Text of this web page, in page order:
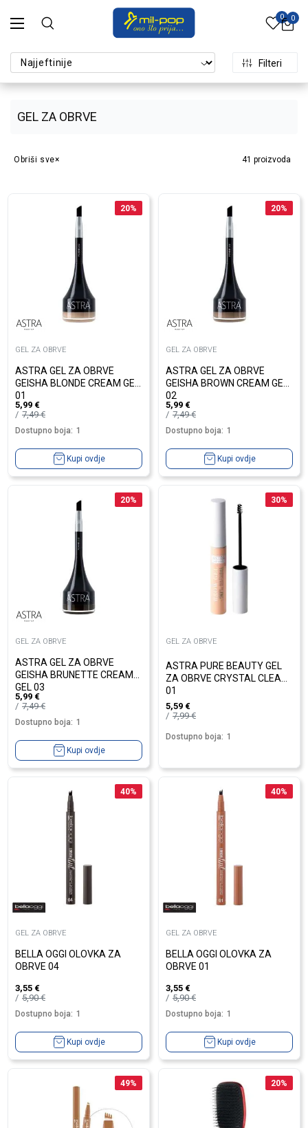
0 0
GEL ZA OBRVE
Filteri
41 proizvoda
Obriši sve
20%
GEL ZA OBRVE
ASTRA GEL ZA OBRVE
GEISHA BLONDE CREAM GEL
01
5,99 €
7,49€
Dostupno boja: 1
Kupi ovdje
20%
GEL ZA OBRVE
ASTRA GEL ZA OBRVE
GEISHA BROWN CREAM GEL
02
5,99 €
7,49€
Dostupno boja: 1
Kupi ovdje
20%
GEL ZA OBRVE
ASTRA GEL ZA OBRVE
GEISHA BRUNETTE CREAM
GEL 03
5,99 €
7,49€
Dostupno boja: 1
Kupi ovdje
30%
GEL ZA OBRVE
ASTRA PURE BEAUTY GEL
ZA OBRVE CRYSTAL CLEAR
01
5,59 €
7,99€
Dostupno boja: 1
40%
GEL ZA OBRVE
BELLA OGGI OLOVKA ZA
OBRVE 04
3,55 €
5,90€
Dostupno boja: 1
Kupi ovdje
40%
GEL ZA OBRVE
BELLA OGGI OLOVKA ZA
OBRVE 01
3,55 €
5,90€
Dostupno boja: 1
Kupi ovdje
49% 20%